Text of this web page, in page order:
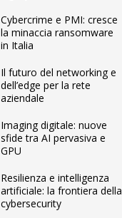
Cybercrime e PMI: cresce
la minaccia ransomware
in Italia
Il futuro del networking e
dell’edge per la rete
aziendale
Imaging digitale: nuove
sfide tra AI pervasiva e
GPU
Resilienza e intelligenza
artificiale: la frontiera della
cybersecurity